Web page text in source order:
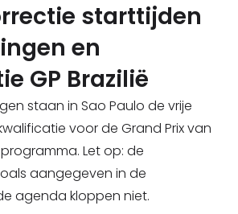
starttijden
en
GP Brazilië
staan in Sao Paulo de vrije
voor de Grand Prix van
Let op: de
aangegeven in de
agenda kloppen niet.